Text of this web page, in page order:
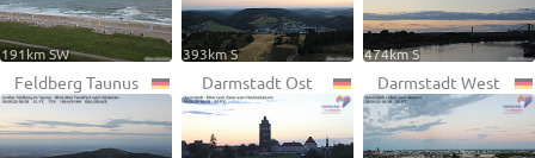
191km SW 393km S 474km S
Feldberg Taunus Darmstadt Ost Darmstadt West